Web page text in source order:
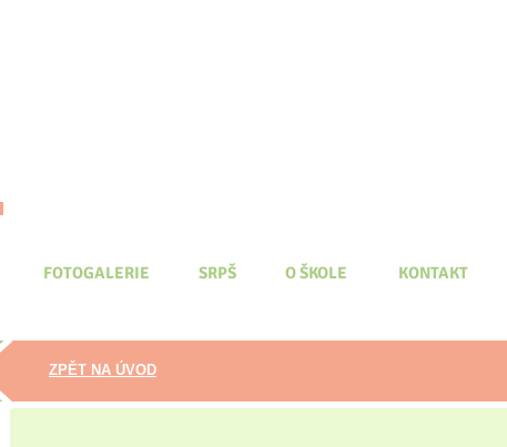
FOTOGALERIE SRPŠ O ŠKOLE KONTAKT
ZPĚT NA ÚVOD